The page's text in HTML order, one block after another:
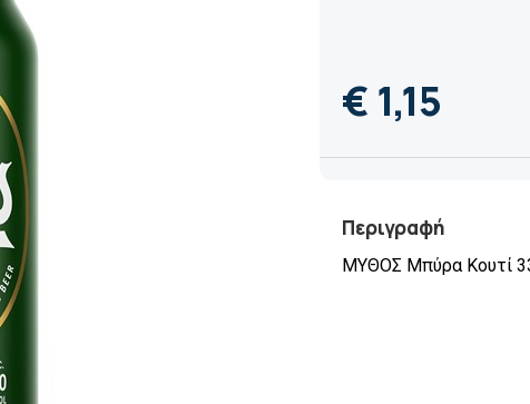
€ 1,15
Περιγραφή
ΜΥΘΟΣ Μπύρα Κουτί